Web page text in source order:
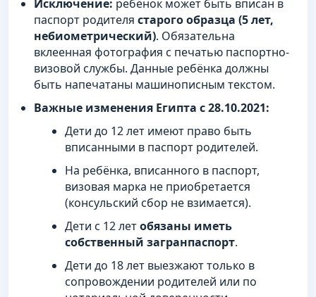
Исключение: ребёнок может быть вписан в
паспорт родителя старого образца (5 лет,
небиометрический). Обязательна
вклеенная фотография с печатью паспортно-
визовой службы. Данные ребёнка должны
быть напечатаны машинописным текстом.
Важные изменения Египта с 28.10.2021:
Дети до 12 лет имеют право быть
вписанными в паспорт родителей.
На ребёнка, вписанного в паспорт,
визовая марка не приобретается
(консульский сбор не взимается).
Дети с 12 летобязаны иметь
собственный загранпаспорт.
Дети до 18 лет выезжают только в
сопровождении родителей или по